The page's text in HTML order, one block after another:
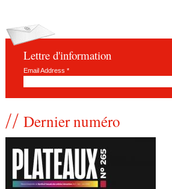
Lettre d'information
Email Address *
Dernier numéro